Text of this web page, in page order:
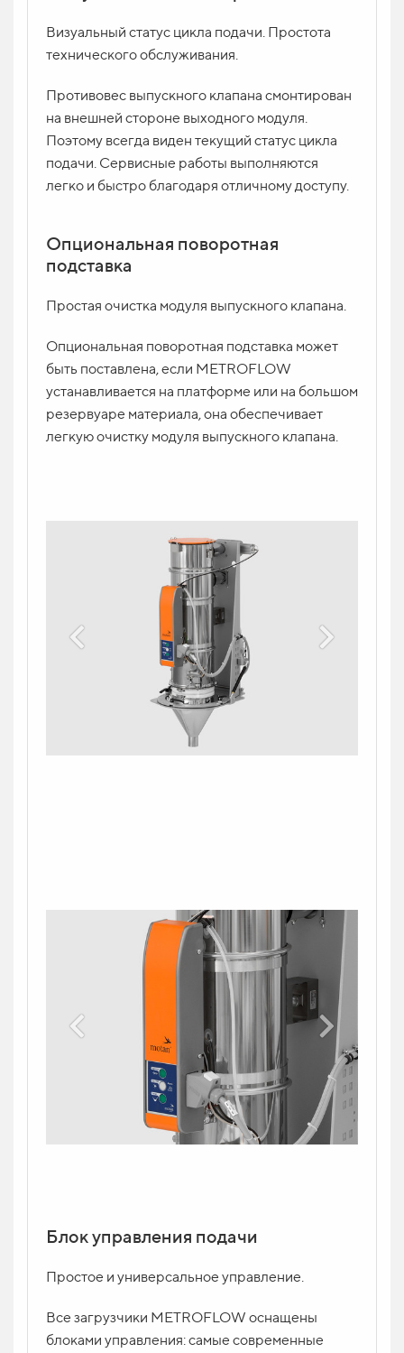
Визуальный статус цикла подачи. Простота
технического обслуживания.
Противовес выпускного клапана смонтирован
на внешней стороне выходного модуля.
Поэтому всегда виден текущий статус цикла
подачи. Сервисные работы выполняются
легко и быстро благодаря отличному доступу.
Опциональная поворотная
подставка
Простая очистка модуля выпускного клапана.
Опциональная поворотная подставка может
быть поставлена, если METROFLOW
устанавливается на платформе или на большом
резервуаре материала, она обеспечивает
легкую очистку модуля выпускного клапана.
Блок управления подачи
Простое и универсальное управление.
Все загрузчики METROFLOW оснащены
блоками управления: самые современные